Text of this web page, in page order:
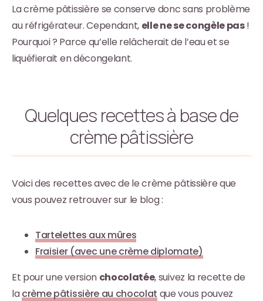
La crème pâtissière se conserve donc sans problème
au réfrigérateur. Cependant, elle ne se congèle pas!
Pourquoi ? Parce qu’elle relâcherait de l’eau et se
liquéfierait en décongelant.
Quelques recettes à base de
crème pâtissière
Voici des recettes avec de le crème pâtissière que
vous pouvez retrouver sur le blog :
Tartelettes aux mûres
Fraisier (avec une crème diplomate)
Et pour une version chocolatée, suivez la recette de
lacrème pâtissière au chocolat que vous pouvez